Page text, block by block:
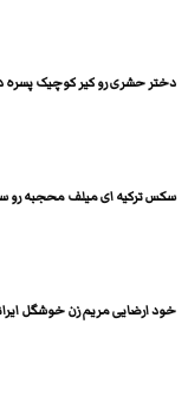
دختر حشری رو کیر کوچیک پسره
سکس ترکیه ای میلف محجبه رو
خود ارضایی مریم زن خوشگل